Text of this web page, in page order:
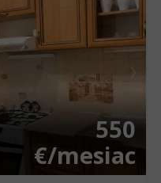
550
€/mesiac